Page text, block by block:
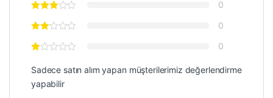
0
0
0
Sadece satın alım yapan müşterilerimiz değerlendirme
yapabilir